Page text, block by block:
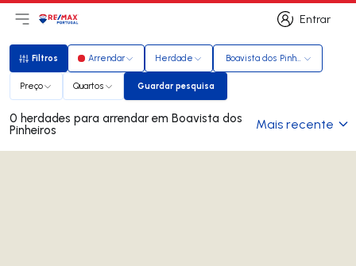
Entrar
Entrar
Abri menu principal
LogoIr para página inicial
Filtros
Filtros Arrendar Herdade Boavista dos Pinheiros
Preço Quartos Guardar pesquisa
Guardar pesquisa
0 herdades para arrendar em Boavista dos
Pinheiros Mais recente